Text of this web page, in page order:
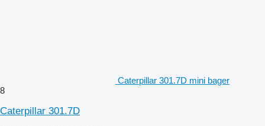
Caterpillar 301.7D mini bager
8
Caterpillar 301.7D